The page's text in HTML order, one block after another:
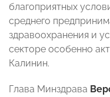
благоприятных
среднего
здравоохранения и
секторе особенно
Калинин.
Глава Минздрава